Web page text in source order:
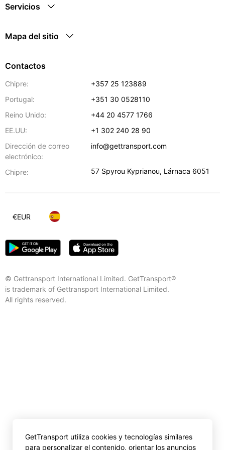
Servicios
Mapa del sitio
Contactos
Chipre:
+357 25 123889
Portugal:
+351 30 0528110
Reino Unido:
+44 20 4577 1766
EE.UU:
+1 302 240 28 90
Dirección de correo
electrónico:
info@gettransport.com
Chipre: 57 Spyrou Kyprianou, Lárnaca 6051
© Gettransport International Limited. GetTransport®
is trademark of Gettransport International Limited.
All rights reserved.
€EUR
GetTransport utiliza cookies y tecnologías similares
para personalizar el contenido, orientar los anuncios